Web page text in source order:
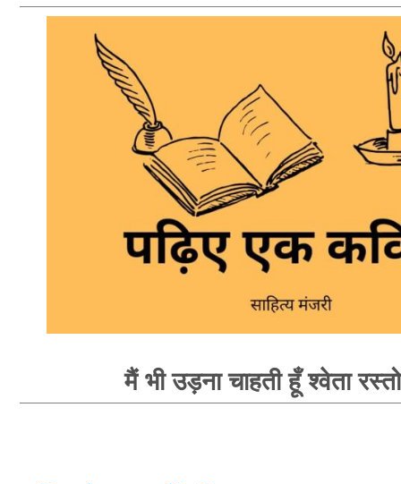
मैं भी उड़ना चाहती हूँ श्वेता